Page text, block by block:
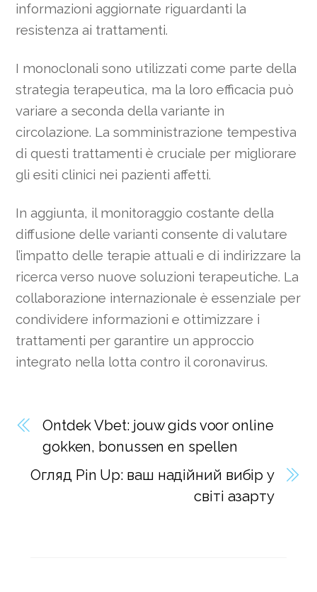
informazioni aggiornate riguardanti la
resistenza ai trattamenti.
I monoclonali sono utilizzati come parte della
strategia terapeutica, ma la loro efficacia può
variare a seconda della variante in
circolazione. La somministrazione tempestiva
di questi trattamenti è cruciale per migliorare
gli esiti clinici nei pazienti affetti.
In aggiunta, il monitoraggio costante della
diffusione delle varianti consente di valutare
l’impatto delle terapie attuali e di indirizzare la
ricerca verso nuove soluzioni terapeutiche. La
collaborazione internazionale è essenziale per
condividere informazioni e ottimizzare i
trattamenti per garantire un approccio
integrato nella lotta contro il coronavirus.
Ontdek Vbet: jouw gids voor online
gokken, bonussen en spellen
Огляд Pin Up: ваш надійний вибір у
світі азарту